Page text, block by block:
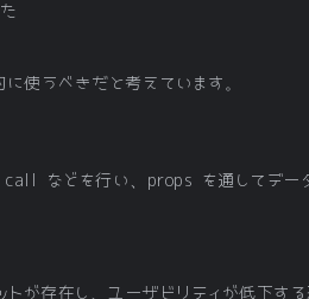
うべきだと考えています。
などを行い、props を通してデー
が存在し、ユーザビリティが低下す